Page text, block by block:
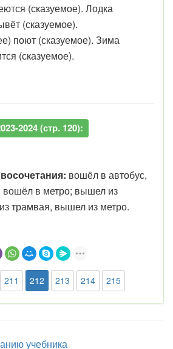
(сказуемое). Лодка
(сказуемое).
поют (сказуемое). Зима
(сказуемое).
2024 (стр. 120):
вошёл в автобус,
в метро; вышел из
трамвая, вышел из метро.
211 212 213 214 215
учебника